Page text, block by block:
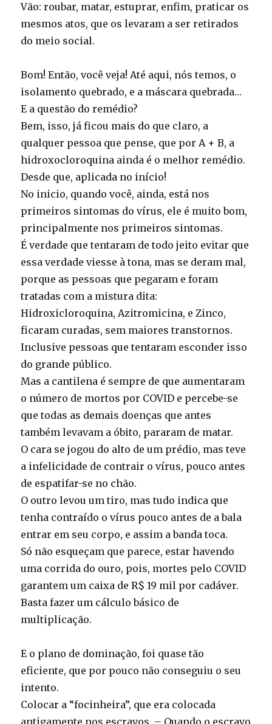
Vão: roubar, matar, estuprar, enfim, praticar os
mesmos atos, que os levaram a ser retirados
do meio social.
Bom! Então, você veja! Até aqui, nós temos, o
isolamento quebrado, e a máscara quebrada…
E a questão do remédio?
Bem, isso, já ficou mais do que claro, a
qualquer pessoa que pense, que por A + B, a
hidroxocloroquina ainda é o melhor remédio.
Desde que, aplicada no início!
No inicio, quando você, ainda, está nos
primeiros sintomas do vírus, ele é muito bom,
principalmente nos primeiros sintomas.
É verdade que tentaram de todo jeito evitar que
essa verdade viesse à tona, mas se deram mal,
porque as pessoas que pegaram e foram
tratadas com a mistura dita:
Hidroxicloroquina, Azitromicina, e Zinco,
ficaram curadas, sem maiores transtornos.
Inclusive pessoas que tentaram esconder isso
do grande público.
Mas a cantilena é sempre de que aumentaram
o número de mortos por COVID e percebe-se
que todas as demais doenças que antes
também levavam a óbito, pararam de matar.
O cara se jogou do alto de um prédio, mas teve
a infelicidade de contrair o vírus, pouco antes
de espatifar-se no chão.
O outro levou um tiro, mas tudo indica que
tenha contraído o vírus pouco antes de a bala
entrar em seu corpo, e assim a banda toca.
Só não esqueçam que parece, estar havendo
uma corrida do ouro, pois, mortes pelo COVID
garantem um caixa de R$ 19 mil por cadáver.
Basta fazer um cálculo básico de
multiplicação.
E o plano de dominação, foi quase tão
eficiente, que por pouco não conseguiu o seu
intento.
Colocar a “focinheira”, que era colocada
antigamente nos escravos. – Quando o escravo